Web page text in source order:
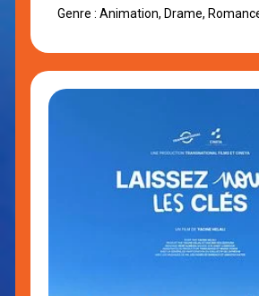
Genre : Animation, Drame,